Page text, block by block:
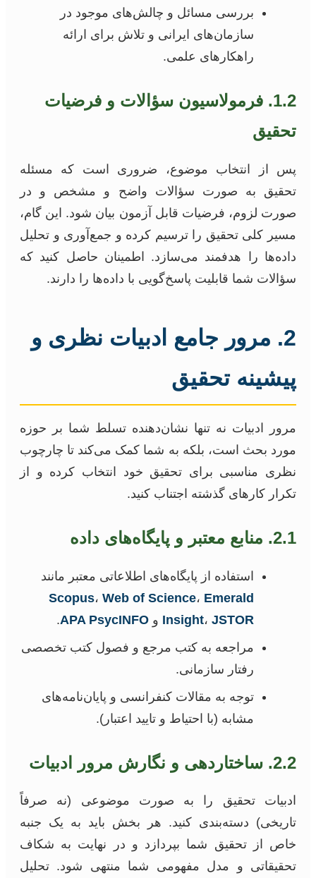
بررسی مسائل و چالش‌های موجود در
سازمان‌های ایرانی و تلاش برای ارائه
راهکارهای علمی.
1.2. فرمولاسیون سؤالات و فرضیات
تحقیق
پس از انتخاب موضوع، ضروری است که مسئله
تحقیق به صورت سؤالات واضح و مشخص و در
صورت لزوم، فرضیات قابل آزمون بیان شود. این گام،
مسیر کلی تحقیق را ترسیم کرده و جمع‌آوری و تحلیل
داده‌ها را هدفمند می‌سازد. اطمینان حاصل کنید که
سؤالات شما قابلیت پاسخ‌گویی با داده‌ها را دارند.
2. مرور جامع ادبیات نظری و
پیشینه تحقیق
مرور ادبیات نه تنها نشان‌دهنده تسلط شما بر حوزه
مورد بحث است، بلکه به شما کمک می‌کند تا چارچوب
نظری مناسبی برای تحقیق خود انتخاب کرده و از
تکرار کارهای گذشته اجتناب کنید.
2.1. منابع معتبر و پایگاه‌های داده
استفاده از پایگاه‌های اطلاعاتی معتبر مانند
Scopus، Web of Science، Emerald
Insight، JSTOR و APA PsycINFO
.
مراجعه به کتب مرجع و فصول کتب تخصصی
رفتار سازمانی.
توجه به مقالات کنفرانسی و پایان‌نامه‌های
مشابه (با احتیاط و تایید اعتبار).
2.2. ساختاردهی و نگارش مرور ادبیات
ادبیات تحقیق را به صورت موضوعی (نه صرفاً
تاریخی) دسته‌بندی کنید. هر بخش باید به یک جنبه
خاص از تحقیق شما بپردازد و در نهایت به شکاف
تحقیقاتی و مدل مفهومی شما منتهی شود. تحلیل